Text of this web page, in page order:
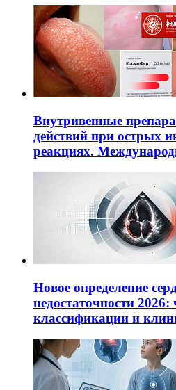
Внутривенные
действий при острых
реакциях.
Новое определение
недостаточности
классификации и